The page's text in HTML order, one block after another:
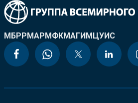
МБРРМАРМФКМАГИМЦУИС